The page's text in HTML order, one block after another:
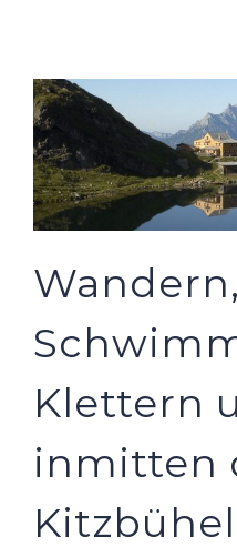
Wandern,
Klettern
inmitten